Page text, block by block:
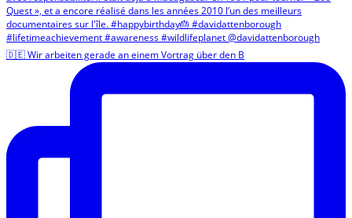
🇩🇪 Wir arbeiten gerade an einem Vortrag über den B